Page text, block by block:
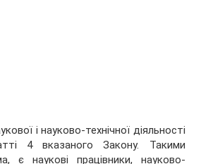
і науково-технічної діяльності
4 вказаного Закону. Такими
є наукові працівники, науково-